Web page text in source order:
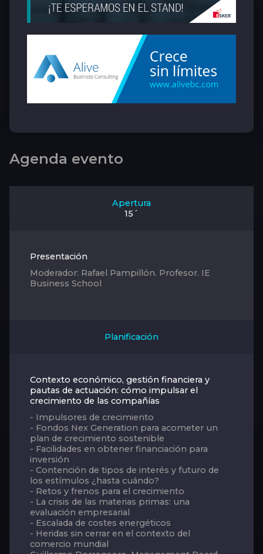
Agenda evento
Apertura
15´
Presentación
Moderador: Rafael Pampillón. Profesor. IE
Business School
Planificación
Contexto económico, gestión financiera y
pautas de actuación: cómo impulsar el
crecimiento de las compañías
- Impulsores de crecimiento
- Fondos Nex Generation para acometer un
plan de crecimiento sostenible
- Facilidades en obtener financiación para
inversión
- Contención de tipos de interés y futuro de
los estímulos ¿hasta cuándo?
- Retos y frenos para el crecimiento
- La crisis de las materias primas: una
evaluación empresarial
- Escalada de costes energéticos
- Heridas sin cerrar en el contexto del
comercio mundial